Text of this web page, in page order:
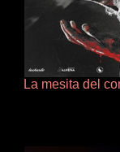
La mesita del